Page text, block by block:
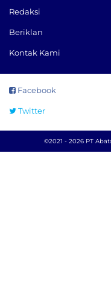
Redaksi
Beriklan
Kontak Kami
Facebook
Twitter
©2021 - 2026 PT